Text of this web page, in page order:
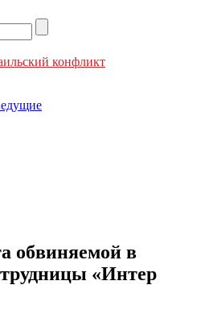
конфликт
обвиняемой в
«Интер